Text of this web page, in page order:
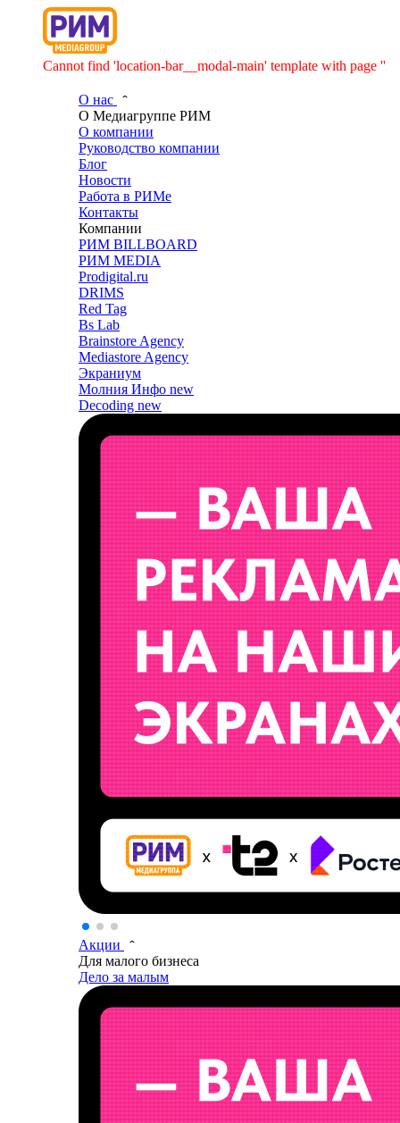
Cannot find 'location-bar__modal-main' template with page ''
О нас
О Медиагруппе РИМ
О компании
Руководство компании
Блог
Новости
Работа в РИМе
Контакты
Компании
РИМ BILLBOARD
РИМ MEDIA
Prodigital.ru
DRIMS
Red Tag
Bs Lab
Brainstore Agency
Mediastore Agency
Экраниум
Молния Инфо new
Decoding new
Акции
Для малого бизнеса
Дело за малым